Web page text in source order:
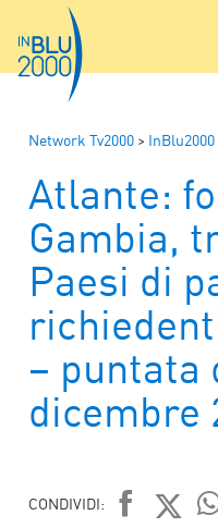
Network Tv2000 > InBlu2000
Atlante:
Gambia,
Paesi di
– puntata
dicembre
CONDIVIDI: